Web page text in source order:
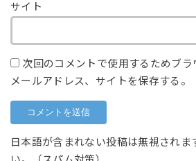
サイト
次回のコメントで使用するためブラ
メールアドレス、サイトを保存する。
日本語が含まれない投稿は無視されま